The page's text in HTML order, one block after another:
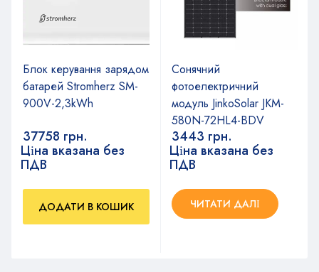
Блок керування зарядом
батарей Stromherz SM-
900V-2,3kWh
37758 грн.
Ціна вказана без
ПДВ
ДОДАТИ В КОШИК
Сонячний
фотоелектричний
модуль JinkoSolar JKM-
580N-72HL4-BDV
3443 грн.
Ціна вказана без
ПДВ
ЧИТАТИ ДАЛІ